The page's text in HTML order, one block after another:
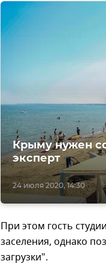
24 июля 2020, 14:30
Крыму нужен
эксперт
При этом гость
заселения, однако
загрузки".